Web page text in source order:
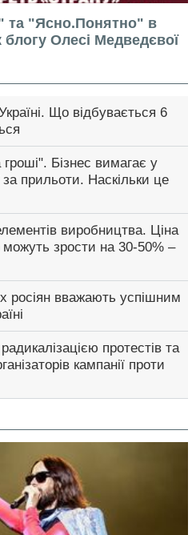
та "Ясно.Понятно" в
блогу Олесі Медведєвої
Що відбувається 6
Бізнес вимагає у
прильоти. Наскільки це
виробництва. Ціна
зрости на 30-50% –
росіян вважають успішним
протестів та
кампанії проти